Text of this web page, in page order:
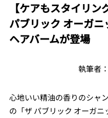
【ケアもスタイリ
パブリック オーガ
ヘアバームが登場
執筆者：
心地いい精油の香りのシャ
の「ザ パブリック オーガ